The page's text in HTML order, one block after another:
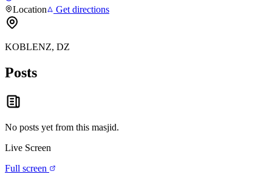
Location Get directions
KOBLENZ, DZ
Posts
No posts yet from this masjid.
Live Screen
Full screen